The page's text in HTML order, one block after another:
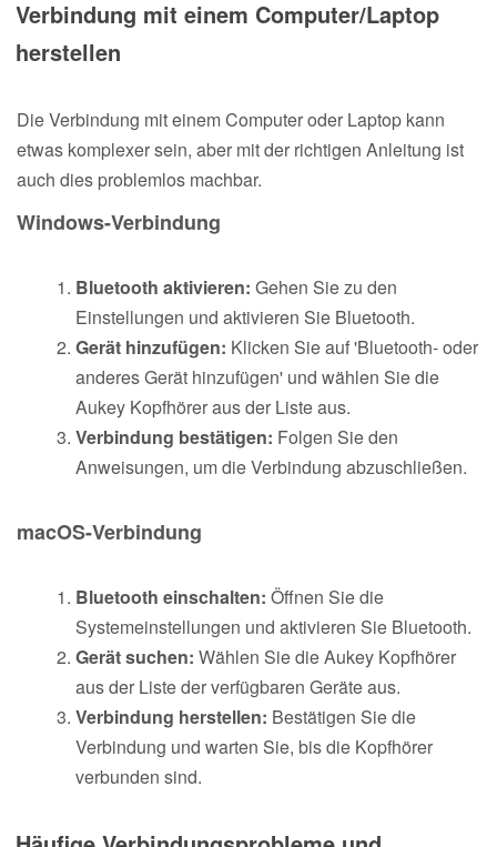
Verbindung mit einem Computer/Laptop
herstellen
Die Verbindung mit einem Computer oder Laptop kann
etwas komplexer sein, aber mit der richtigen Anleitung ist
auch dies problemlos machbar.
Windows-Verbindung
Bluetooth aktivieren: Gehen Sie zu den
Einstellungen und aktivieren Sie Bluetooth.
Gerät hinzufügen: Klicken Sie auf 'Bluetooth- oder
anderes Gerät hinzufügen' und wählen Sie die
Aukey Kopfhörer aus der Liste aus.
Verbindung bestätigen: Folgen Sie den
Anweisungen, um die Verbindung abzuschließen.
macOS-Verbindung
Bluetooth einschalten: Öffnen Sie die
Systemeinstellungen und aktivieren Sie Bluetooth.
Gerät suchen: Wählen Sie die Aukey Kopfhörer
aus der Liste der verfügbaren Geräte aus.
Verbindung herstellen: Bestätigen Sie die
Verbindung und warten Sie, bis die Kopfhörer
verbunden sind.